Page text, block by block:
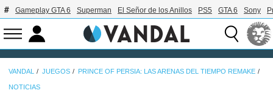
Gameplay GTA 6 Superman El Señor de los Anillos PS5 GTA 6 Sony
VANDAL JUEGOS PRINCE OF PERSIA: LAS ARENAS DEL TIEMPO REMAKE
NOTICIAS